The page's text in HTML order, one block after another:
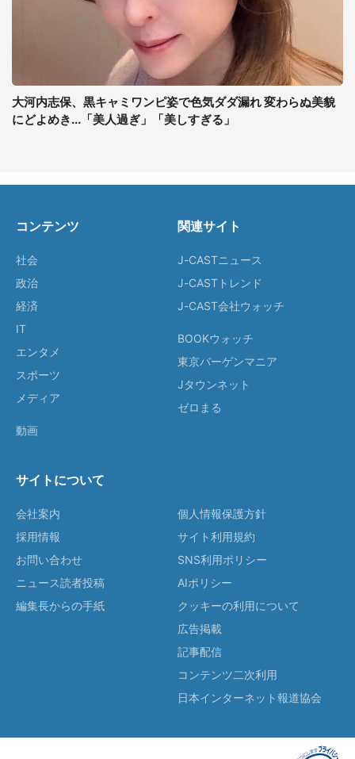
大河内志保、黒キャミワンピ姿で色気ダダ漏れ 変わらぬ美貌
にどよめき...「美人過ぎ」「美しすぎる」
コンテンツ
社会
政治
経済
IT
エンタメ
スポーツ
メディア
動画
関連サイト
J-CASTニュース
J-CASTトレンド
J-CAST会社ウォッチ
BOOKウォッチ
東京バーゲンマニア
Jタウンネット
ゼロまる
サイトについて
会社案内
採用情報
お問い合わせ
ニュース読者投稿
編集長からの手紙
個人情報保護方針
サイト利用規約
SNS利用ポリシー
AIポリシー
クッキーの利用について
広告掲載
記事配信
コンテンツ二次利用
日本インターネット報道協会